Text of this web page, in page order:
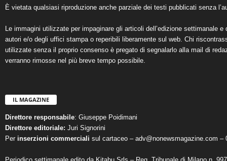
È vietata qualsiasi riproduzione anche parziale dei testi pubblicati senza
Le immagini utilizzate per impaginare gli articoli dell’edizione settimanale
autori e/o degli uffici stampa o reperibili liberamente sul web. Chi
utilizzate senza il proprio consenso è pregato di segnalarlo alla mail di
verranno rimosse nel più breve tempo possibile.
IL MAGAZINE
Direttore responsabile: Giuseppe Poidimani
Direttore editoriale: Juri Signorini
Per inserzioni commerciali sul cartaceo – adv@nonewsmagazine.com –